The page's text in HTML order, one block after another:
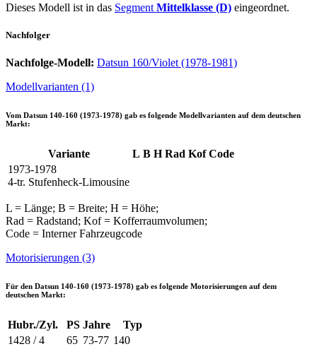
Dieses Modell ist in das Segment Mittelklasse (D) eingeordnet.
Nachfolger
Nachfolge-Modell: Datsun 160/Violet (1978-1981)
Modellvarianten (1)
Vom Datsun 140-160 (1973-1978) gab es folgende Modellvarianten auf dem deutschen
Markt:
Variante L B H Rad Kof Code
1973-1978
4-tr. Stufenheck-Limousine
L = Länge; B = Breite; H = Höhe;
Rad = Radstand; Kof = Kofferraumvolumen;
Code = Interner Fahrzeugcode
Motorisierungen (3)
Für den Datsun 140-160 (1973-1978) gab es folgende Motorisierungen auf dem
deutschen Markt:
Hubr./Zyl. PS Jahre
Typ
1428 / 4
65 73-77 140